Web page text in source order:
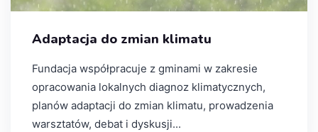
Adaptacja do zmian klimatu
Fundacja współpracuje z gminami w zakresie
opracowania lokalnych diagnoz klimatycznych,
planów adaptacji do zmian klimatu, prowadzenia
warsztatów, debat i dyskusji...